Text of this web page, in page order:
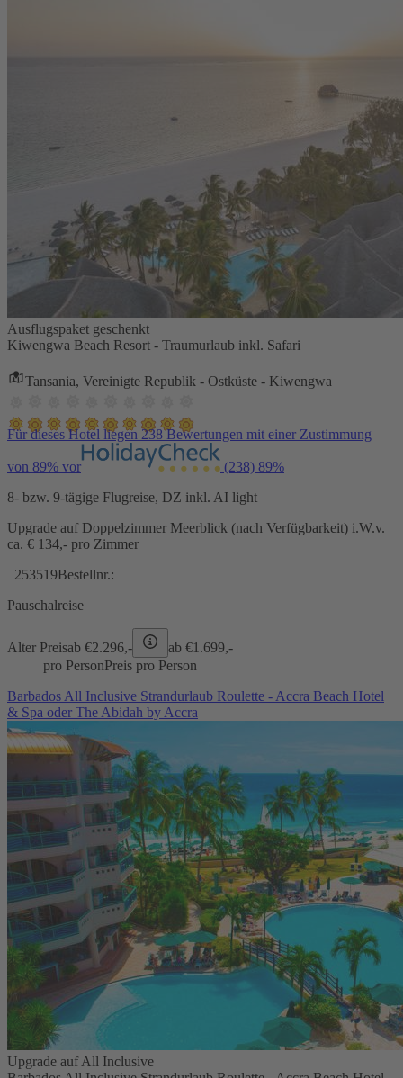
Ausflugspaket geschenkt
Kiwengwa Beach Resort - Traumurlaub inkl. Safari
Tansania, Vereinigte Republik - Ostküste - Kiwengwa
Für dieses Hotel liegen 238 Bewertungen mit einer Zustimmung
von 89% vor (238) 89%
8- bzw. 9-tägige Flugreise, DZ inkl. AI light
Upgrade auf Doppelzimmer Meerblick (nach Verfügbarkeit) i.W.v.
ca. € 134,- pro Zimmer
253519Bestellnr.:
Pauschalreise
Alter Preisab €2.296,- ab €1.699,-
pro PersonPreis pro Person
Barbados All Inclusive Strandurlaub Roulette - Accra Beach Hotel
& Spa oder The Abidah by Accra
Upgrade auf All Inclusive